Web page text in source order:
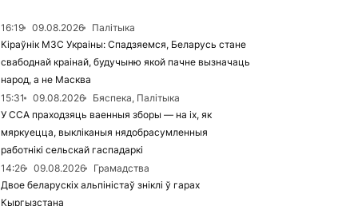
16:19 09.08.2026
Палітыка
Кіраўнік МЗС Украіны: Спадзяемся, Беларусь стане
свабоднай краінай, будучыню якой пачне вызначаць
народ, а не Масква
15:31
09.08.2026
Бяспека, Палітыка
У ССА праходзяць ваенныя зборы — на іх, як
мяркуецца, выкліканыя нядобрасумленныя
работнікі сельскай гаспадаркі
14:26
09.08.2026
Грамадства
Двое беларускіх альпіністаў зніклі ў гарах
Кыргызстана